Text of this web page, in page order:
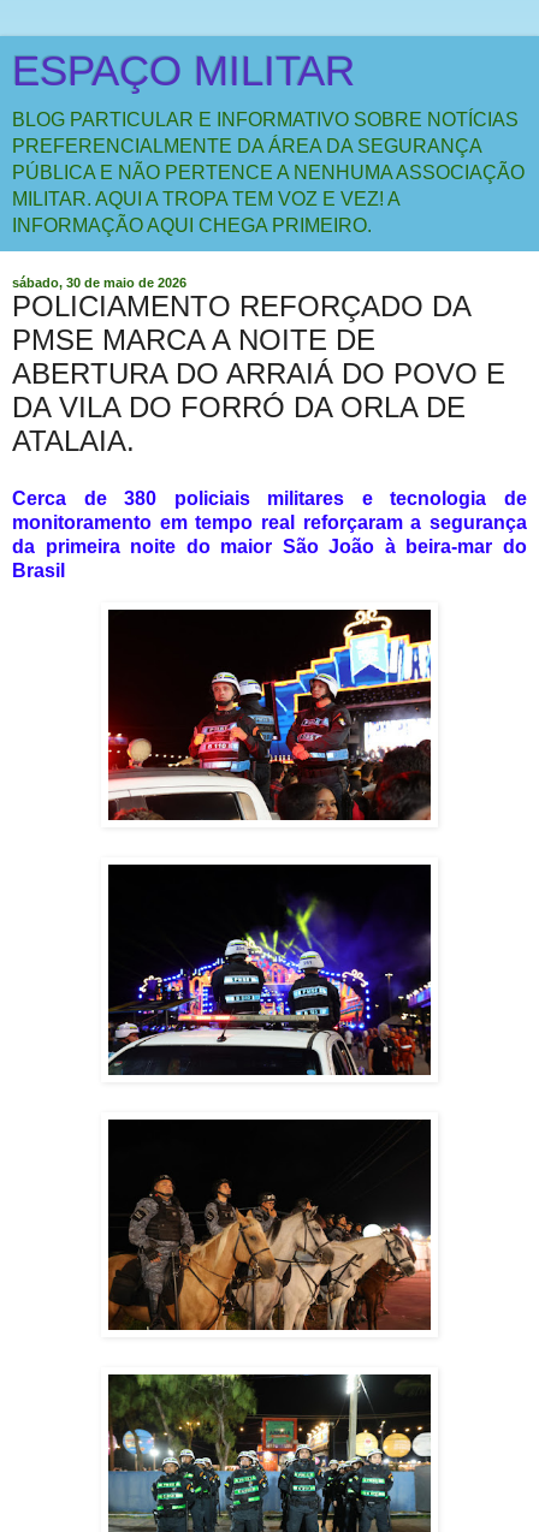
ESPAÇO MILITAR
BLOG PARTICULAR E INFORMATIVO SOBRE NOTÍCIAS
PREFERENCIALMENTE DA ÁREA DA SEGURANÇA
PÚBLICA E NÃO PERTENCE A NENHUMA ASSOCIAÇÃO
MILITAR. AQUI A TROPA TEM VOZ E VEZ! A
INFORMAÇÃO AQUI CHEGA PRIMEIRO.
sábado, 30 de maio de 2026
POLICIAMENTO REFORÇADO DA
PMSE MARCA A NOITE DE
ABERTURA DO ARRAIÁ DO POVO E
DA VILA DO FORRÓ DA ORLA DE
ATALAIA.
Cerca de 380 policiais militares e tecnologia de
monitoramento em tempo real reforçaram a segurança
da primeira noite do maior São João à beira-mar do
Brasil